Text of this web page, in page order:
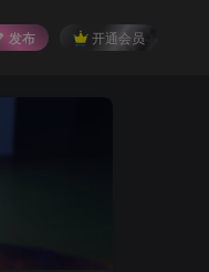
发布 开通会员